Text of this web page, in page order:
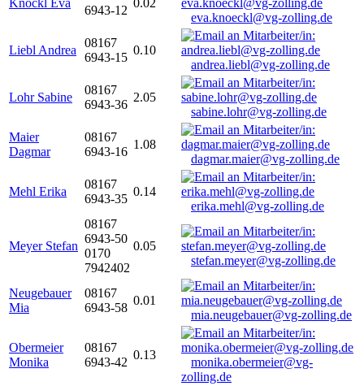
Knöckl Eva
6943-12
0.02
eva.knoeckl@vg-zolling.de
Liebl Andrea
08167
6943-15
0.10
andrea.liebl@vg-zolling.de
Lohr Sabine
08167
6943-36
2.05
sabine.lohr@vg-zolling.de
Maier
Dagmar
08167
6943-16
1.08
dagmar.maier@vg-zolling.de
Mehl Erika
08167
6943-35
0.14
erika.mehl@vg-zolling.de
Meyer Stefan
08167
6943-50
0170
7942402
0.05
stefan.meyer@vg-zolling.de
Neugebauer
Mia
08167
6943-58
0.01
mia.neugebauer@vg-zolling.de
Obermeier
Monika
08167
6943-42
0.13
monika.obermeier@vg-
zolling.de